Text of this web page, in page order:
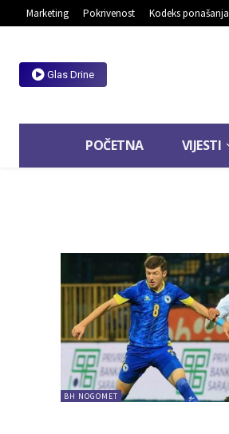
Marketing Pokrivenost Kodeks ponašanja
Glas Drine
POČETNA VIJESTI
BH NOGOMET